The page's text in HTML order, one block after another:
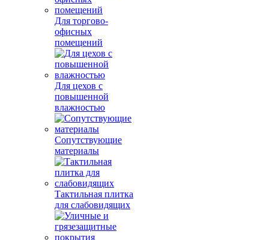
Для торгово-
офисных
помещений
Для цехов с
повышенной
влажностью
Сопутствующие
материалы
Тактильная плитка
для слабовидящих